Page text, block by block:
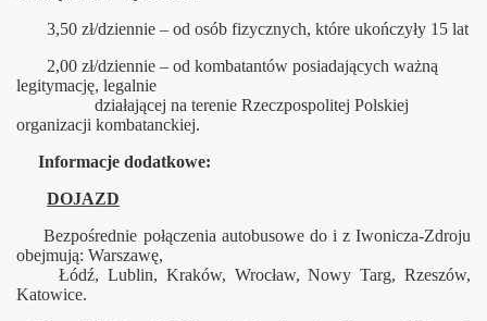
3,50 zł/dziennie – od osób fizycznych, które ukończyły 15 lat
2,00 zł/dziennie – od kombatantów posiadających ważną
legitymację, legalnie
działającej na terenie Rzeczpospolitej Polskiej
organizacji kombatanckiej.
Informacje dodatkowe:
DOJAZD
Bezpośrednie połączenia autobusowe do i z Iwonicza-Zdroju
obejmują: Warszawę,
Łódź, Lublin, Kraków, Wrocław, Nowy Targ, Rzeszów,
Katowice.